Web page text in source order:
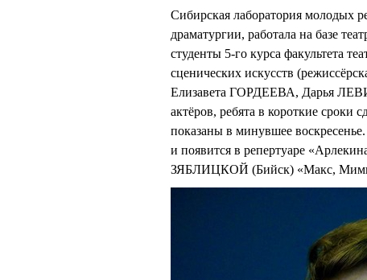
Сибирская лаборатория молодых
драматургии, работала на базе
студенты 5-го курса факультета
сценических искусств
Елизавета ГОРДЕЕВА, Дарья
актёров, ребята в короткие сроки
показаны в минувшее
и появится в репертуаре
ЗЯБЛИЦКОЙ (Бийск) «Макс,